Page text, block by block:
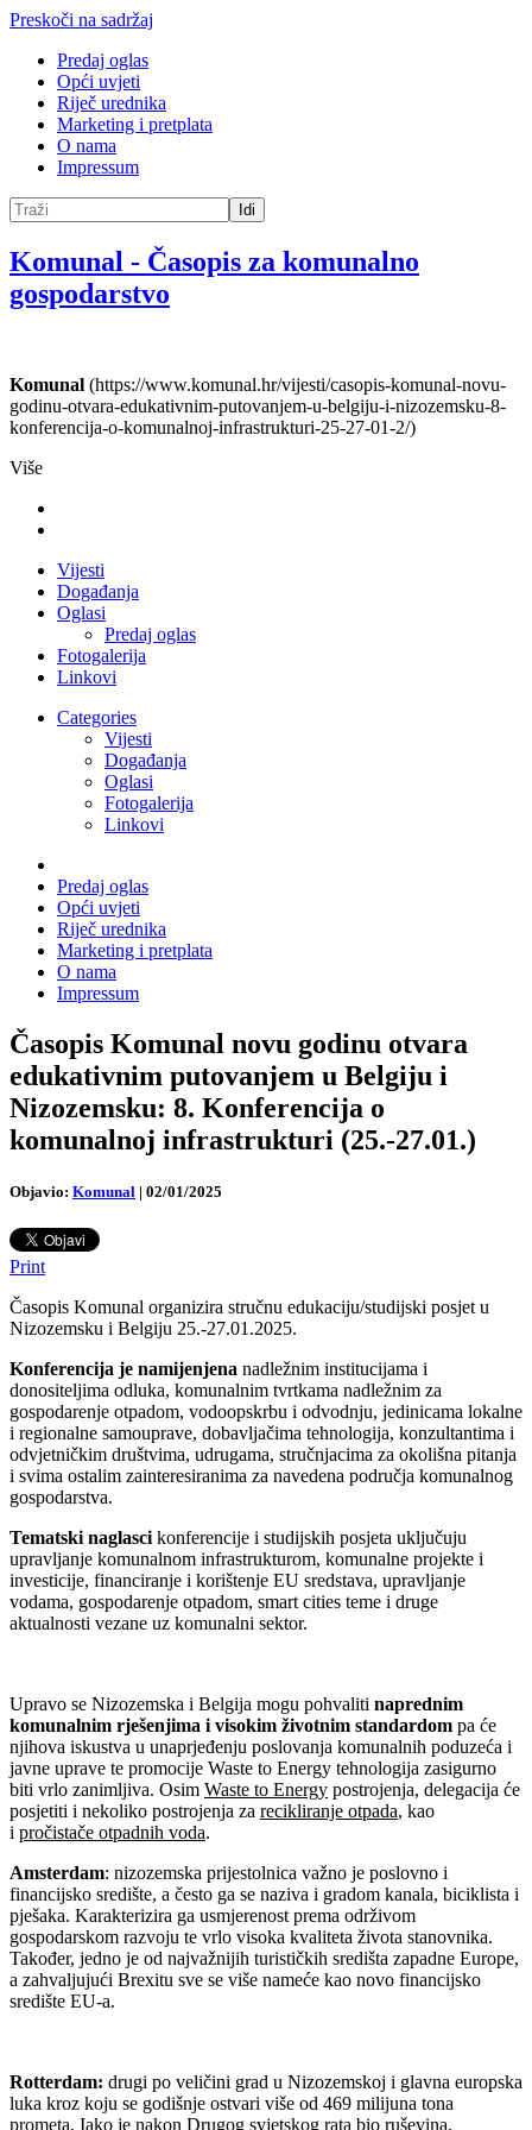
Preskoči na sadržaj
Predaj oglas
Opći uvjeti
Riječ urednika
Marketing i pretplata
O nama
Impressum
Idi
Komunal - Časopis za komunalno
gospodarstvo
Komunal (https://www.komunal.hr/vijesti/casopis-komunal-novu-
godinu-otvara-edukativnim-putovanjem-u-belgiju-i-nizozemsku-8-
konferencija-o-komunalnoj-infrastrukturi-25-27-01-2/)
Više
Vijesti
Događanja
Oglasi
Predaj oglas
Fotogalerija
Linkovi
Categories
Vijesti
Događanja
Oglasi
Fotogalerija
Linkovi
Predaj oglas
Opći uvjeti
Riječ urednika
Marketing i pretplata
O nama
Impressum
Časopis Komunal novu godinu otvara
edukativnim putovanjem u Belgiju i
Nizozemsku: 8. Konferencija o
komunalnoj infrastrukturi (25.-27.01.)
Objavio: Komunal | 02/01/2025
Print
Časopis Komunal organizira stručnu edukaciju/studijski posjet u
Nizozemsku i Belgiju 25.-27.01.2025.
Konferencija je namijenjena nadležnim institucijama i
donositeljima odluka, komunalnim tvrtkama nadležnim za
gospodarenje otpadom, vodoopskrbu i odvodnju, jedinicama lokalne
i regionalne samouprave, dobavljačima tehnologija, konzultantima i
odvjetničkim društvima, udrugama, stručnjacima za okolišna pitanja
i svima ostalim zainteresiranima za navedena područja komunalnog
gospodarstva.
Tematski naglasci konferencije i studijskih posjeta uključuju
upravljanje komunalnom infrastrukturom, komunalne projekte i
investicije, financiranje i korištenje EU sredstava, upravljanje
vodama, gospodarenje otpadom, smart cities teme i druge
aktualnosti vezane uz komunalni sektor.
Upravo se Nizozemska i Belgija mogu pohvaliti naprednim
komunalnim rješenjima i visokim životnim standardom pa će
njihova iskustva u unaprjeđenju poslovanja komunalnih poduzeća i
javne uprave te promocije Waste to Energy tehnologija zasigurno
biti vrlo zanimljiva. Osim Waste to Energy postrojenja, delegacija će
posjetiti i nekoliko postrojenja za recikliranje otpada, kao
i pročistače otpadnih voda.
Amsterdam: nizozemska prijestolnica važno je poslovno i
financijsko središte, a često ga se naziva i gradom kanala, biciklista i
pješaka. Karakterizira ga usmjerenost prema održivom
gospodarskom razvoju te vrlo visoka kvaliteta života stanovnika.
Također, jedno je od najvažnijih turističkih središta zapadne Europe,
a zahvaljujući Brexitu sve se više nameće kao novo financijsko
središte EU-a.
Rotterdam: drugi po veličini grad u Nizozemskoj i glavna europska
luka kroz koju se godišnje ostvari više od 469 milijuna tona
prometa. Iako je nakon Drugog svjetskog rata bio ruševina,